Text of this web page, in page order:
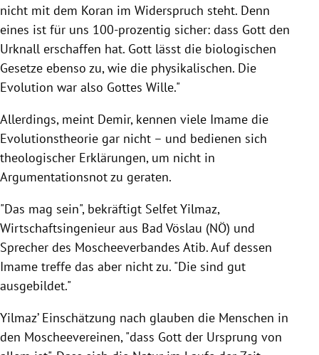
nicht mit dem Koran im Widerspruch steht. Denn
eines ist für uns 100-prozentig sicher: dass Gott den
Urknall erschaffen hat. Gott lässt die biologischen
Gesetze ebenso zu, wie die physikalischen. Die
Evolution war also Gottes Wille."
Allerdings, meint Demir, kennen viele Imame die
Evolutionstheorie gar nicht – und bedienen sich
theologischer Erklärungen, um nicht in
Argumentationsnot zu geraten.
"Das mag sein", bekräftigt Selfet Yilmaz,
Wirtschaftsingenieur aus Bad Vöslau (NÖ) und
Sprecher des Moscheeverbandes Atib. Auf dessen
Imame treffe das aber nicht zu. "Die sind gut
ausgebildet."
Yilmaz’ Einschätzung nach glauben die Menschen in
den Moscheevereinen, "dass Gott der Ursprung von